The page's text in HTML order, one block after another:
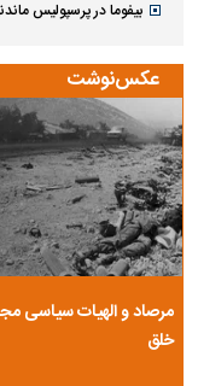
بیفوما در پرسپولیس
عکس‌نوشت
مرصاد و الهیات سیاسی
خلق